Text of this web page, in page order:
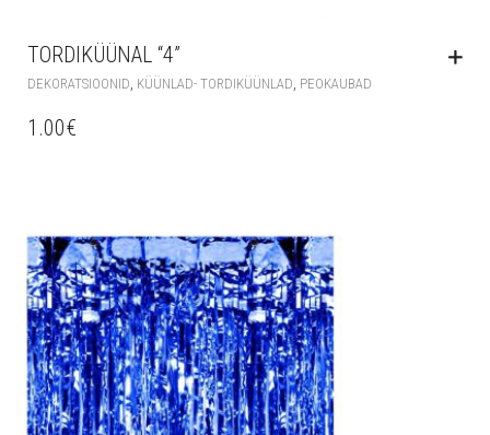
TORDIKÜÜNAL “4”
DEKORATSIOONID KÜÜNLAD- TORDIKÜÜNLAD PEOKAUBAD
1.00€